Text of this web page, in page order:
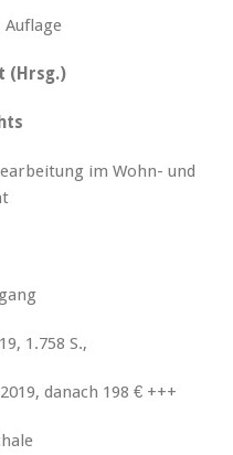
(Hrsg.)
im Wohn- und
1.758 S.,
danach 198 € +++